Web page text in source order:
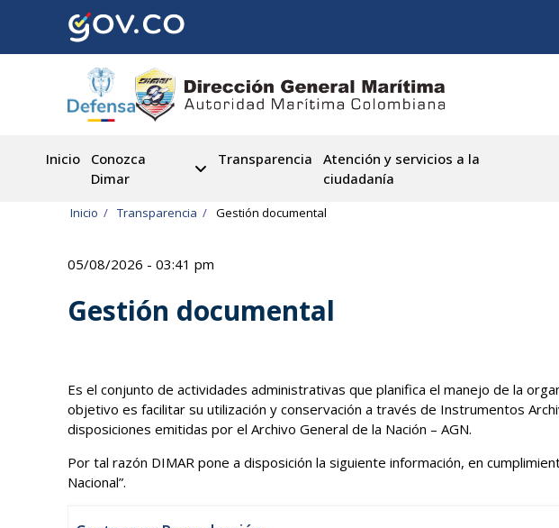
contenido
Inicio
Conozca
Dimar
Transparencia
Atención y servicios a la
ciudadanía
Inicio Transparencia Gestión documental
05/08/2026 - 03:41 pm
Gestión documental
Es el conjunto de actividades administrativas que planifica el manejo de la
objetivo es facilitar su utilización y conservación a través de Instrumentos
disposiciones emitidas por el Archivo General de la Nación – AGN.
Por tal razón DIMAR pone a disposición la siguiente información, en
Nacional”.